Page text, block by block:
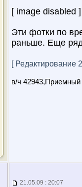
[ image disabled ]
Эти фотки по
раньше. Еще
[ Редактирование
в/ч
21.05.09 : 20:07